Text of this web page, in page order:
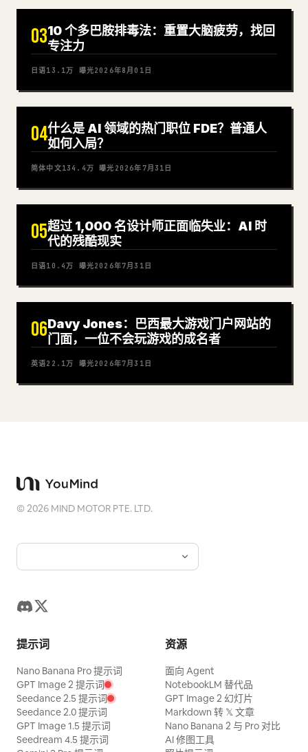
0310 个多巴胺排毒法：重置大脑疲劳，找回
专注力
日语13.1万 曝光2026年8月01日
04什么是 AI 领域的热门职位 FDE？普通人
如何入局？
简体中文134.4万 曝光 2026年7月31日
05超过 1,000 名设计师正面临失业：AI 时
代的残酷现实
日语10.4万 曝光2026年7月31日
06Davy Jones：巴西最大游戏门户网站的
门面，一位不会玩游戏的成名者
英语22.1万 曝光2026年7月31日
©2026 MIND MOTOR PTE. LTD.
提示词
Nano Banana Pro 提示词
GPT Image 2 提示词
Seedance 2.5 提示词
Seedance 2.0 提示词
GPT Image 1.5 提示词
Seedream 4.5 提示词
资源
面向 Agent
NotebookLM 替代品
GPT Image 2 幻灯片
Markdown 转 𝕏 文章
Nano Banana 2 与 Pro 对比
AI 修图工具